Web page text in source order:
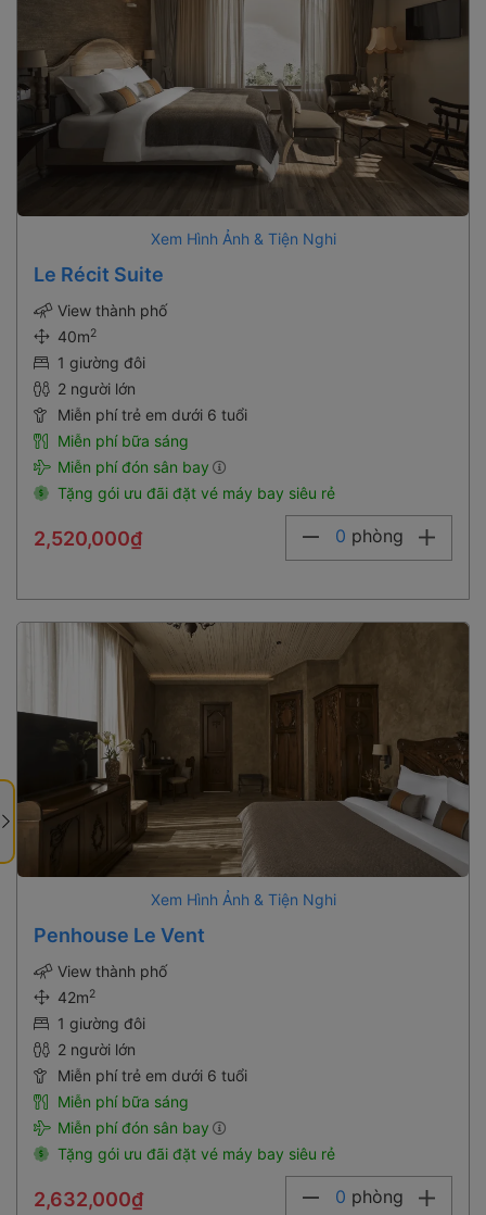
Xem Hình Ảnh & Tiện Nghi
Le Récit Suite
View thành phố
40m2
1 giường đôi
2 người lớn
Miễn phí trẻ em dưới 6 tuổi
Miễn phí bữa sáng
Miễn phí đón sân bay
Tặng gói ưu đãi đặt vé máy bay siêu rẻ
2,520,000₫ 0 phòng
Xem Hình Ảnh & Tiện Nghi
Penhouse Le Vent
View thành phố
42m2
1 giường đôi
2 người lớn
Miễn phí trẻ em dưới 6 tuổi
Miễn phí bữa sáng
Miễn phí đón sân bay
Tặng gói ưu đãi đặt vé máy bay siêu rẻ
2,632,000₫ 0 phòng